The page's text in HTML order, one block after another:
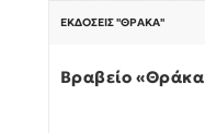
ΕΚΔΌΣΕΙΣ "ΘΡΆΚΑ"
Βραβείο